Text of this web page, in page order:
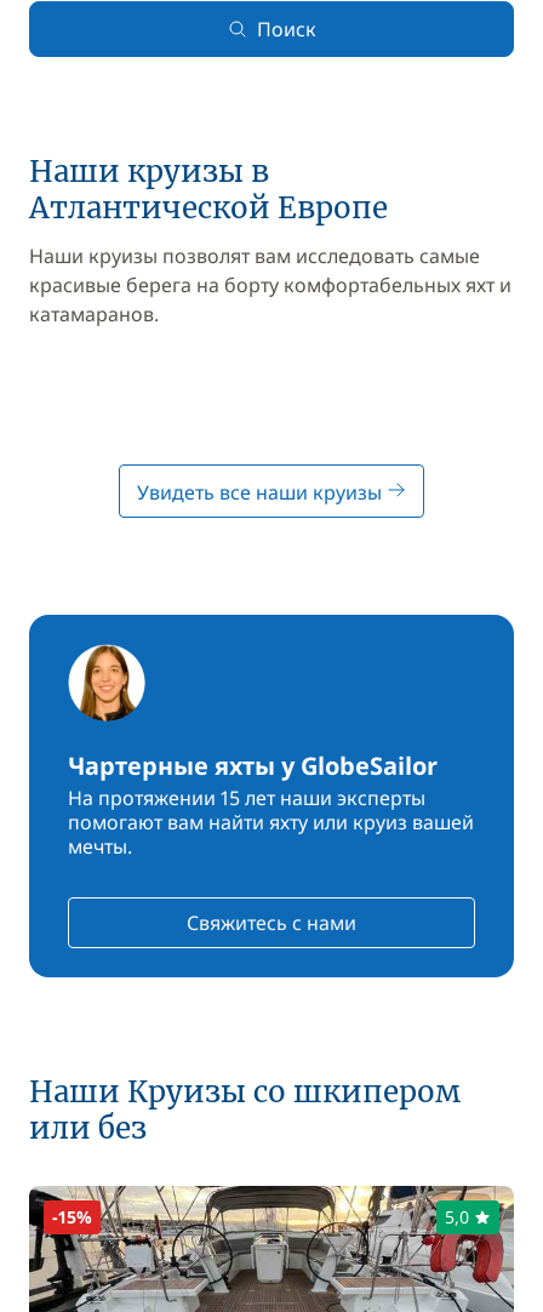
Поиск
Наши круизы в
Атлантической Европе
Наши круизы позволят вам исследовать самые
красивые берега на борту комфортабельных яхт и
катамаранов.
Увидеть все наши круизы
Чартерные яхты у GlobeSailor
На протяжении 15 лет наши эксперты
помогают вам найти яхту или круиз вашей
мечты.
Свяжитесь с нами
Наши Круизы со шкипером
или без
-15% 5,0